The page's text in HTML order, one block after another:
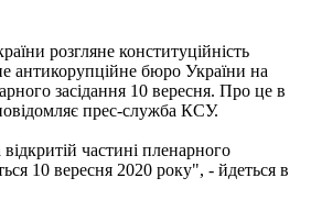
розгляне конституційність
антикорупційне бюро України на
засідання 10 вересня. Про це в
прес-служба КСУ.
частині пленарного
10 вересня 2020 року", - йдеться в